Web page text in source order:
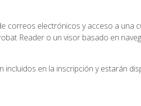
correos electrónicos y acceso a una
Reader o un visor basado en
en la inscripción y estarán